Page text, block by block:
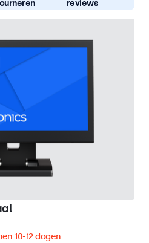
reviews
10-12 dagen